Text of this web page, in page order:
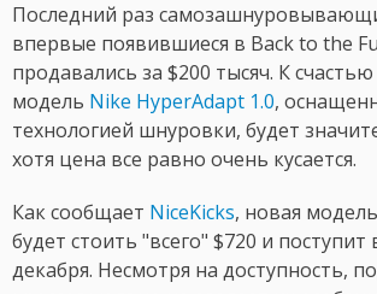
Последний раз
впервые появившиеся в Back to the
продавались за $200 тысяч. К
модель Nike HyperAdapt 1.0,
технологией шнуровки, будет
хотя цена все равно очень кусается.
Как сообщает NiceKicks, новая
будет стоить "всего" $720 и поступит
декабря. Несмотря на доступность,